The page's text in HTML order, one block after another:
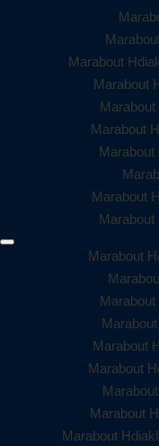
Marabout
Marabout
Marabout
Marabout
Marabout
Marabout
Marabout
Marabout
Marabout
Marabout
Marabout